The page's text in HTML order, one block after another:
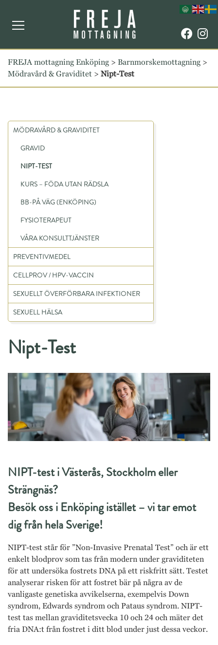
FREJA mottagning Enköping > Barnmorskemottagning >
Mödravård & Graviditet > Nipt-Test
MÖDRAVÅRD & GRAVIDITET
GRAVID
NIPT-TEST
KURS – FÖDA UTAN RÄDSLA
BB-PÅ VÄG (ENKÖPING)
FYSIOTERAPEUT
VÅRA KONSULTTJÄNSTER
PREVENTIVMEDEL
CELLPROV / HPV-VACCIN
SEXUELLT ÖVERFÖRBARA INFEKTIONER
SEXUELL HÄLSA
Nipt-Test
NIPT-test i Västerås, Stockholm eller
Strängnäs?
Besök oss i Enköping istället – vi tar emot
dig från hela Sverige!
NIPT-test står för ”Non-Invasive Prenatal Test” och är ett
enkelt blodprov som tas från modern under graviditeten
för att undersöka fostrets DNA på ett riskfritt sätt. Testet
analyserar risken för att fostret bär på några av de
vanligaste genetiska avvikelserna, exempelvis Down
syndrom, Edwards syndrom och Pataus syndrom. NIPT-
test tas mellan graviditetsvecka 10 och 24 och mäter det
fria DNA:t från fostret i ditt blod under just dessa veckor.